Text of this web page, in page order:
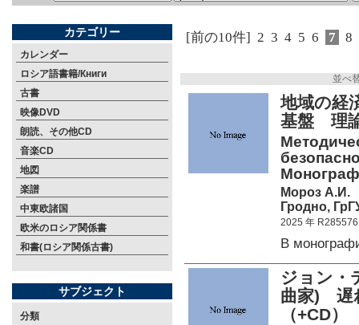
カテゴリー
カレンダー
ロシア語書籍/Книги
古書
映像DVD
朗読、その他CD
音楽CD
地図
楽譜
中東欧諸国
欧米のロシア関係書
和書(ロシア関係古書)
サブジェクト
分類
[前の10件] 2 3 4 5 6 7 8
並べ
地域の経
基盤
Мороз А.И.
Гродно,
2025 年 R285576
В
ジョン・
曲家) 遅
（+CD）